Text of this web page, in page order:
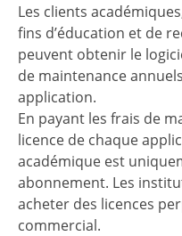
Les clients
fins d’éducation et de
peuvent obtenir le
de maintenance
application.
En payant les frais de
licence de chaque
académique est
abonnement. Les
acheter des licences
commercial.